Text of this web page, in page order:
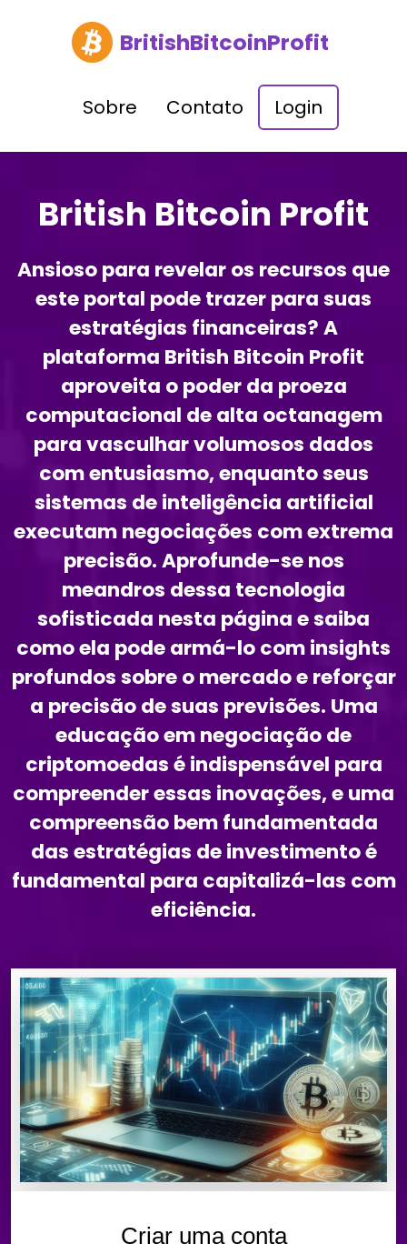
BritishBitcoinProfit
Sobre Contato Login
British Bitcoin Profit
Ansioso para revelar os recursos que
este portal pode trazer para suas
estratégias financeiras? A
plataforma British Bitcoin Profit
aproveita o poder da proeza
computacional de alta octanagem
para vasculhar volumosos dados
com entusiasmo, enquanto seus
sistemas de inteligência artificial
executam negociações com extrema
precisão. Aprofunde-se nos
meandros dessa tecnologia
sofisticada nesta página e saiba
como ela pode armá-lo com insights
profundos sobre o mercado e reforçar
a precisão de suas previsões. Uma
educação em negociação de
criptomoedas é indispensável para
compreender essas inovações, e uma
compreensão bem fundamentada
das estratégias de investimento é
fundamental para capitalizá-las com
eficiência.